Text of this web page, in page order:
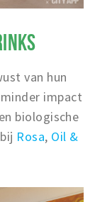
van hun
impact
biologische
Rosa, Oil &